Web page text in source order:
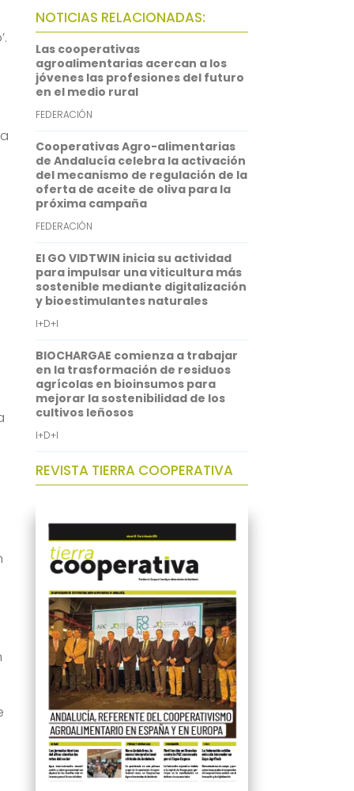
o
o
k
t
e
r
i
l
a
t
s
A
p
p
i
n
k
e
d
I
n
NOTICIAS RELACIONADAS:
Las cooperativas
agroalimentarias acercan a los
jóvenes las profesiones del futuro
en el medio rural
FEDERACIÓN
Cooperativas Agro-alimentarias
de Andalucía celebra la activación
del mecanismo de regulación de la
oferta de aceite de oliva para la
próxima campaña
FEDERACIÓN
El GO VIDTWIN inicia su actividad
para impulsar una viticultura más
sostenible mediante digitalización
y bioestimulantes naturales
I+D+I
BIOCHARGAE comienza a trabajar
en la trasformación de residuos
agrícolas en bioinsumos para
mejorar la sostenibilidad de los
cultivos leñosos
I+D+I
REVISTA TIERRA COOPERATIVA